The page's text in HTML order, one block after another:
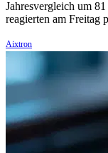
Jahresvergleich um
reagierten am
Aixtron